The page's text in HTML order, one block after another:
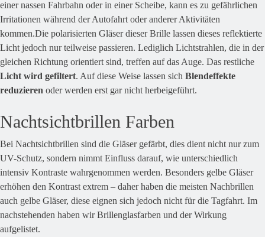
einer nassen Fahrbahn oder in einer Scheibe, kann es zu gefährlichen
Irritationen während der Autofahrt oder anderer Aktivitäten
kommen.Die polarisierten Gläser dieser Brille lassen dieses reflektierte
Licht jedoch nur teilweise passieren. Lediglich Lichtstrahlen, die in der
gleichen Richtung orientiert sind, treffen auf das Auge. Das restliche
Licht wird gefiltert. Auf diese Weise lassen sich Blendeffekte
reduzieren oder werden erst gar nicht herbeigeführt.
Nachtsichtbrillen Farben
Bei Nachtsichtbrillen sind die Gläser gefärbt, dies dient nicht nur zum
UV-Schutz, sondern nimmt Einfluss darauf, wie unterschiedlich
intensiv Kontraste wahrgenommen werden. Besonders gelbe Gläser
erhöhen den Kontrast extrem – daher haben die meisten Nachbrillen
auch gelbe Gläser, diese eignen sich jedoch nicht für die Tagfahrt. Im
nachstehenden haben wir Brillenglasfarben und der Wirkung
aufgelistet.